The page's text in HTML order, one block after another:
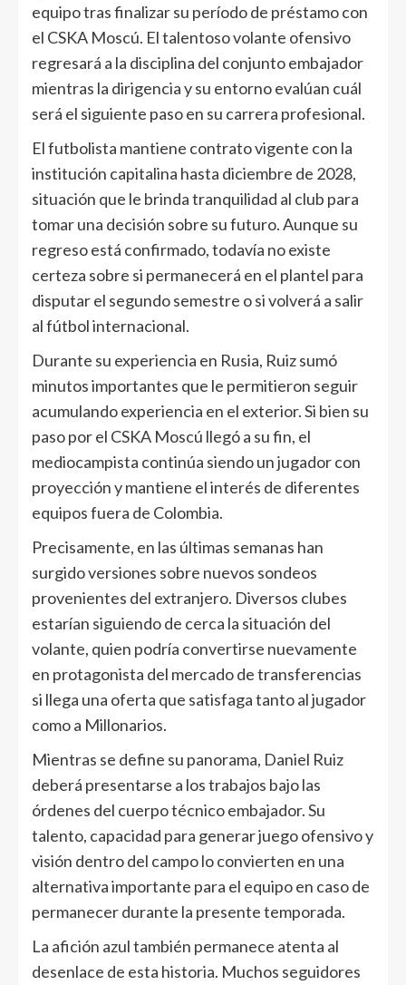
equipo tras finalizar su período de préstamo con
el CSKA Moscú. El talentoso volante ofensivo
regresará a la disciplina del conjunto embajador
mientras la dirigencia y su entorno evalúan cuál
será el siguiente paso en su carrera profesional.
El futbolista mantiene contrato vigente con la
institución capitalina hasta diciembre de 2028,
situación que le brinda tranquilidad al club para
tomar una decisión sobre su futuro. Aunque su
regreso está confirmado, todavía no existe
certeza sobre si permanecerá en el plantel para
disputar el segundo semestre o si volverá a salir
al fútbol internacional.
Durante su experiencia en Rusia, Ruiz sumó
minutos importantes que le permitieron seguir
acumulando experiencia en el exterior. Si bien su
paso por el CSKA Moscú llegó a su fin, el
mediocampista continúa siendo un jugador con
proyección y mantiene el interés de diferentes
equipos fuera de Colombia.
Precisamente, en las últimas semanas han
surgido versiones sobre nuevos sondeos
provenientes del extranjero. Diversos clubes
estarían siguiendo de cerca la situación del
volante, quien podría convertirse nuevamente
en protagonista del mercado de transferencias
si llega una oferta que satisfaga tanto al jugador
como a Millonarios.
Mientras se define su panorama, Daniel Ruiz
deberá presentarse a los trabajos bajo las
órdenes del cuerpo técnico embajador. Su
talento, capacidad para generar juego ofensivo y
visión dentro del campo lo convierten en una
alternativa importante para el equipo en caso de
permanecer durante la presente temporada.
La afición azul también permanece atenta al
desenlace de esta historia. Muchos seguidores